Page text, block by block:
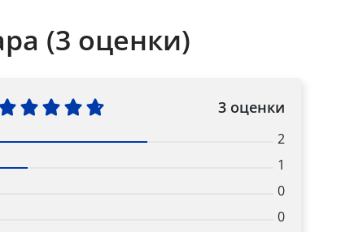
(3 оценки)
3 оценки
2
1
0
0